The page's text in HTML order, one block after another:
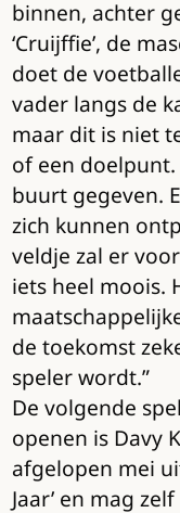
binnen, achter
‘Cruijffie’, de
doet de
vader langs de
maar dit is niet
of een
buurt gegeven.
zich kunnen
veldje zal er
iets heel moois.
de toekomst
speler wordt.”
De volgende
openen is Davy
afgelopen mei
Jaar’ en mag